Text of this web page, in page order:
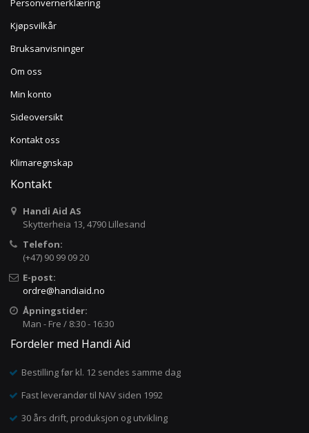
Kjøpsvilkår
Bruksanvisninger
Om oss
Min konto
Sideoversikt
Kontakt oss
Klimaregnskap
Kontakt
Handi Aid AS
Skytterheia 13, 4790 Lillesand
Telefon:
(+47) 90 99 09 20
E-post:
ordre@handiaid.no
Åpningstider:
Man - Fre / 8:30 - 16:30
Fordeler med Handi Aid
Bestilling før kl. 12 sendes samme dag
Fast leverandør til NAV siden 1992
30 års drift, produksjon og utvikling